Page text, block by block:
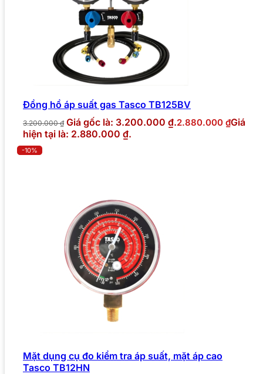
Đồng hồ áp suất gas Tasco TB125BV
3.200.000₫ Giá gốc là: 3.200.000 ₫.2.880.000 ₫Giá
hiện tại là: 2.880.000 ₫.
-10%
Mặt dụng cụ đo kiểm tra áp suất, mặt áp cao
Tasco TB12HN